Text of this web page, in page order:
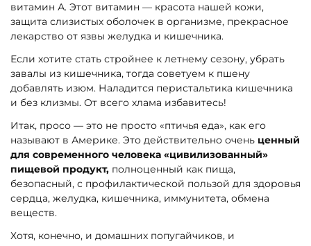
витамин А. Этот витамин — красота нашей кожи,
защита слизистых оболочек в организме, прекрасное
лекарство от язвы желудка и кишечника.
Если хотите стать стройнее к летнему сезону, убрать
завалы из кишечника, тогда советуем к пшену
добавлять изюм. Наладится перистальтика кишечника
и без клизмы. От всего хлама избавитесь!
Итак, просо — это не просто «птичья еда», как его
называют в Америке. Это действительно очень ценный
для современного человека «цивилизованный»
пищевой продукт, полноценный как пища,
безопасный, с профилактической пользой для здоровья
сердца, желудка, кишечника, иммунитета, обмена
веществ.
Хотя, конечно, и домашних попугайчиков, и